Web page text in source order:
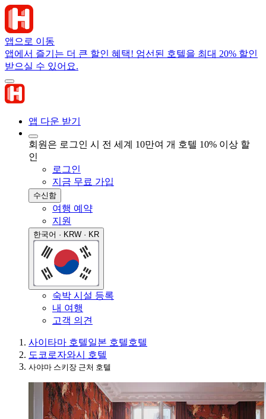
앱으로 이동
앱에서 즐기는 더 큰 할인 혜택! 엄선된 호텔을 최대 20% 할인
받으실 수 있어요.
앱 다운 받기
회원은 로그인 시 전 세계 10만여 개 호텔 10% 이상 할
인
로그인
지금 무료 가입
수신함
여행 예약
지원
한국어 · KRW · KR
숙박 시설 등록
내 여행
고객 의견
사이타마 호텔일본 호텔호텔
도코로자와시 호텔
사야마 스키장 근처 호텔